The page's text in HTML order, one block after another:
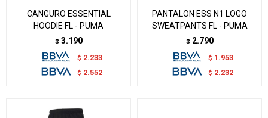
CANGURO ESSENTIAL
HOODIE FL - PUMA
$ 3.190
$ 2.233
$ 2.552
PANTALON ESS N1 LOGO
SWEATPANTS FL - PUMA
$ 2.790
$ 1.953
$ 2.232